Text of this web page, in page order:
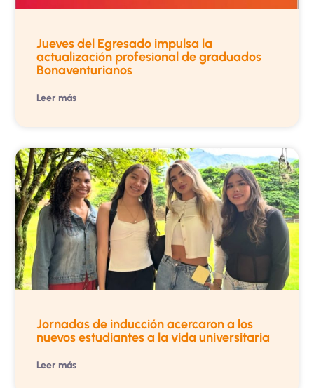
Jueves del Egresado impulsa la
actualización profesional de graduados
Bonaventurianos
Leer más
Jornadas de inducción acercaron a los
nuevos estudiantes a la vida universitaria
Leer más